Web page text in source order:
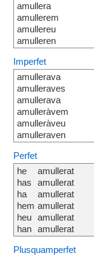
amullera
amullerem
amullereu
amulleren
Imperfet
amullerava
amulleraves
amullerava
amulleràvem
amulleràveu
amulleraven
Perfet
he
has
ha
hem
heu
han
amullerat
amullerat
amullerat
amullerat
amullerat
amullerat
Plusquamperfet